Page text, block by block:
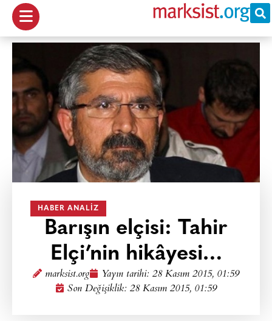
HABER ANALIZ
Barışın elçisi: Tahir
Elçi’nin hikâyesi…
marksist.org Yayın tarihi: 28 Kasım 2015, 01:59
Son Değişiklik: 28 Kasım 2015, 01:59